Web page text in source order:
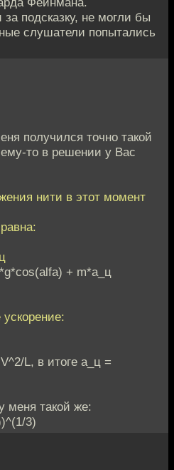
подсказку, не могли бы
слушатели попытались
получился точно такой
то в решении у Вас
нити в этот момент
+ m*a_ц
L, в итоге a_ц =
меня такой же:
3)